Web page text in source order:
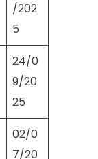
/202
5
24/0
9/20
25
02/0
7/20